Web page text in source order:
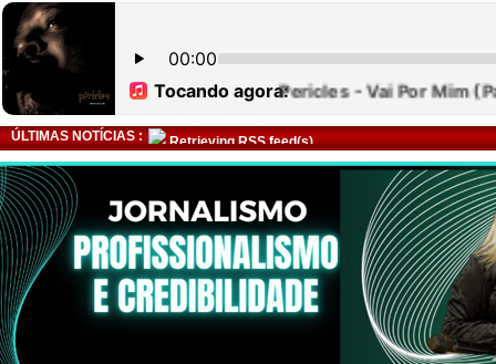
ÚLTIMAS NOTÍCIAS : Retrieving RSS feed(s)